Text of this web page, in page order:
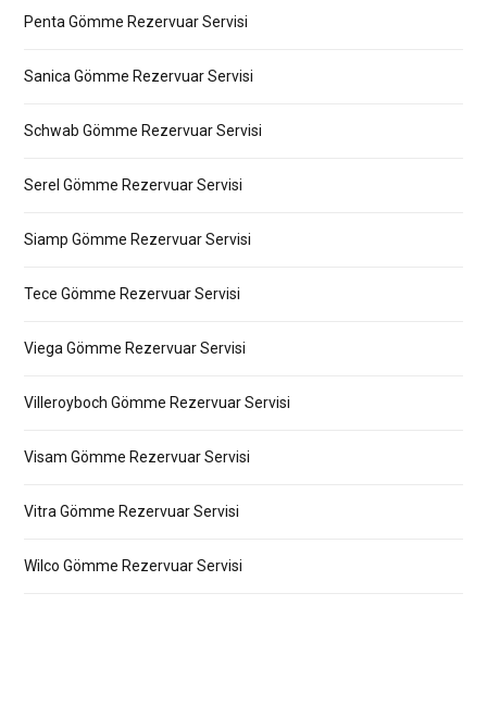
Penta Gömme Rezervuar Servisi
Sanica Gömme Rezervuar Servisi
Schwab Gömme Rezervuar Servisi
Serel Gömme Rezervuar Servisi
Siamp Gömme Rezervuar Servisi
Tece Gömme Rezervuar Servisi
Viega Gömme Rezervuar Servisi
Villeroyboch Gömme Rezervuar Servisi
Visam Gömme Rezervuar Servisi
Vitra Gömme Rezervuar Servisi
Wilco Gömme Rezervuar Servisi